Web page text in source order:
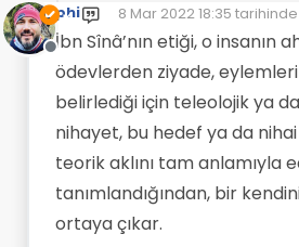
Çevrimdışı
phi 8 Mar 2022 18:35 tarihinde
Son düzenleyen:
İbn Sînâ’nın etiği, o insanın
ödevlerden ziyade,
belirlediği için teleolojik ya
nihayet, bu hedef ya da
teorik aklını tam
tanımlandığından, bir
ortaya çıkar.